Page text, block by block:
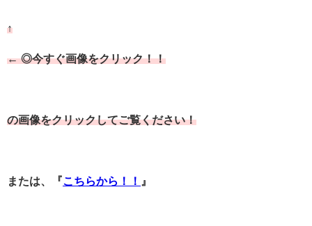
↑
← ◎今すぐ画像をクリック！！
の画像をクリックしてご覧ください！
または、『こちらから！！ 』